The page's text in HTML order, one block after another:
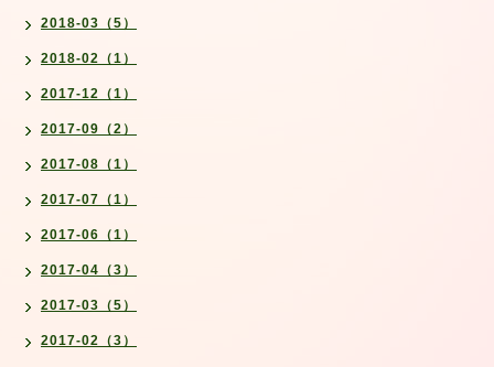
2018-03（5）
2018-02（1）
2017-12（1）
2017-09（2）
2017-08（1）
2017-07（1）
2017-06（1）
2017-04（3）
2017-03（5）
2017-02（3）